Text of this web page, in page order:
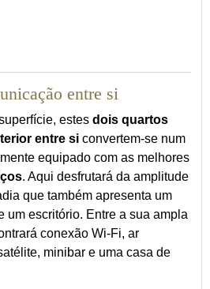
entre si
estes dois quartos
entre si convertem-se num
equipado com as melhores
. Aqui desfrutará da amplitude
que também apresenta um
um escritório. Entre a sua ampla
conexão Wi-Fi, ar
minibar e uma casa de